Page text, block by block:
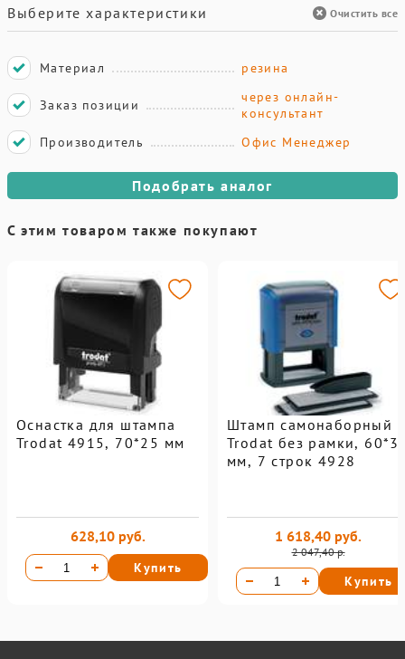
Выберите характеристики
Очистить все
Материал резина
Заказ позиции
через онлайн-
консультант
Производитель
Офис Менеджер
Подобрать аналог
С этим товаром также покупают
Оснастка для штампа
Trodat 4915, 70*25 мм
628,10 руб.
Купить
Штамп самонаборный
Trodat без рамки,
мм, 7 строк 4928
2 047,40 р.
1 618,40 руб.
Купить